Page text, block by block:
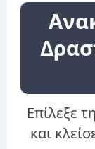
Επίλεξε
και